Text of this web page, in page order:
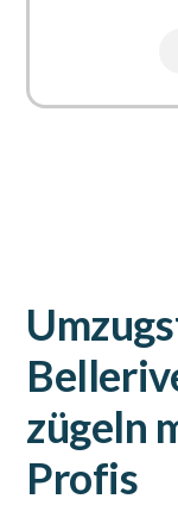
zügeln
Profis